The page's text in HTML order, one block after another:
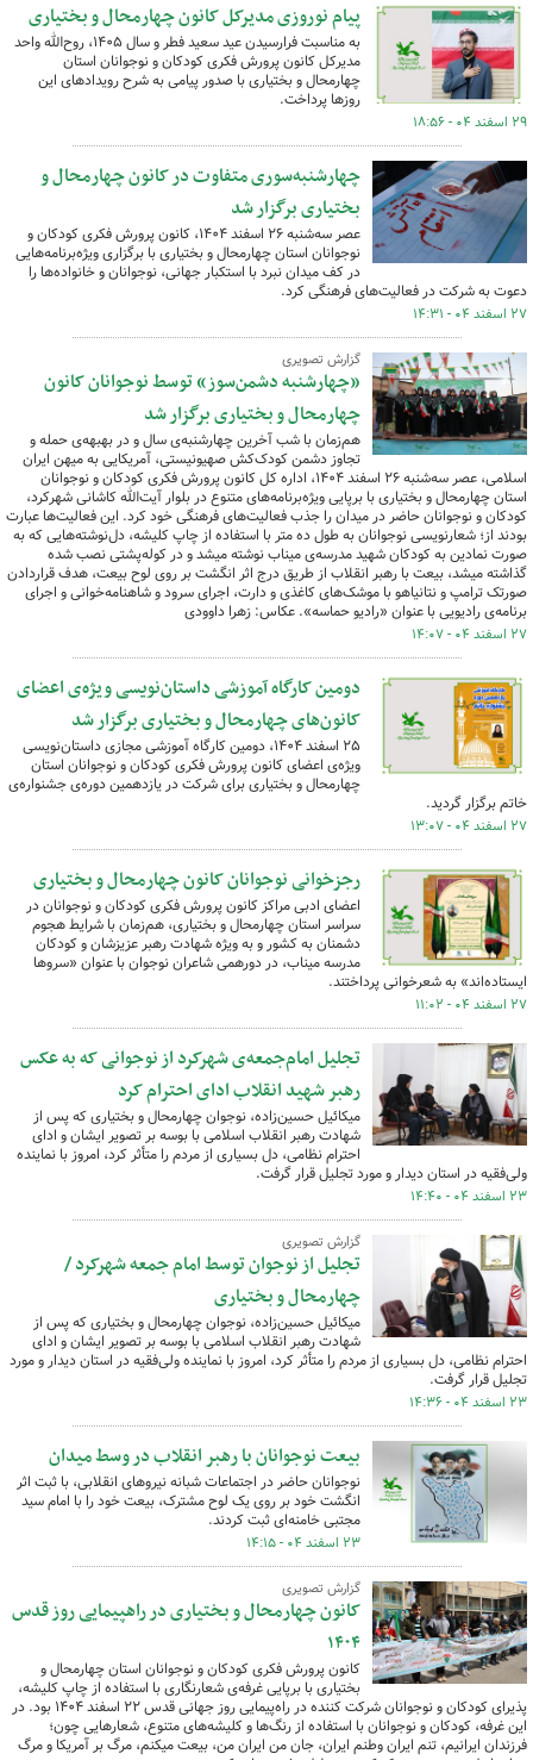
پیام نوروزی مدیرکل کانون چهارمحال و بختیاری
به مناسبت فرارسیدن عید سعید فطر و سال ۱۴۰۵، روح‌الله واحد
مدیرکل کانون پرورش فکری کودکان و نوجوانان استان
چهارمحال و بختیاری با صدور پیامی به شرح رویدادهای این
روزها پرداخت.
۲۹ اسفند ۰۴ - ۱۸:۵۶
چهارشنبه‌سوری متفاوت در کانون چهارمحال و
بختیاری برگزار شد
عصر سه‌شنبه ۲۶ اسفند ۱۴۰۴، کانون پرورش فکری کودکان و
نوجوانان استان چهارمحال و بختیاری با برگزاری ویژه‌برنامه‌هایی
در کف میدان نبرد با استکبار جهانی، نوجوانان و خانواده‌ها را
دعوت به شرکت در فعالیت‌های فرهنگی کرد.
۲۷ اسفند ۰۴ - ۱۴:۳۱
گزارش تصویری
«چهارشنبه‌ دشمن‌سوز» توسط نوجوانان کانون
چهارمحال و بختیاری برگزار شد
هم‌زمان با شب آخرین چهارشنبه‌ی سال و در بهبهه‌ی حمله‌ و
تجاوز دشمن کودک‌کش صهیونیستی، آمریکایی به میهن ایران
اسلامی، عصر سه‌شنبه ۲۶ اسفند ۱۴۰۴، اداره کل کانون پرورش فکری کودکان و نوجوانان
استان چهارمحال و بختیاری با برپایی ویژه‌برنامه‌های متنوع در بلوار آیت‌الله کاشانی شهرکرد،
کودکان و نوجوانان حاضر در میدان را جذب فعالیت‌های فرهنگی خود کرد. این فعالیت‌ها عبارت
بودند از؛ شعارنویسی نوجوانان به طول ده متر با استفاده از چاپ کلیشه‌، دل‌نوشته‌هایی که به
صورت نمادین به کودکان شهید مدرسه‌ی میناب نوشته میشد و در کوله‌پشتی نصب شده
گذاشته میشد، بیعت با رهبر انقلاب از طریق درج اثر انگشت بر روی لوح بیعت، هدف قراردادن
صورتک ترامپ و نتانیاهو با موشک‌های کاغذی و دارت، اجرای سرود و شاهنامه‌خوانی و اجرای
برنامه‌ی رادیویی با عنوان «رادیو حماسه». عکاس: زهرا داوودی
۲۷ اسفند ۰۴ - ۱۴:۰۷
دومین کارگاه آموزشی داستان‌نویسی ویژه‌ی اعضای
کانون‌های چهارمحال و بختیاری برگزار شد
۲۵ اسفند ۱۴۰۴، دومین کارگاه آموزشی مجازی داستان‌نویسی
ویژه‌ی اعضای کانون پرورش فکری کودکان و نوجوانان استان
چهارمحال و بختیاری برای شرکت در یازدهمین دوره‌ی جشنواره‌ی
خاتم برگزار گردید.
۲۷ اسفند ۰۴ - ۱۳:۰۷
رجزخوانی نوجوانان کانون چهارمحال و بختیاری
اعضای ادبی مراکز کانون پرورش فکری کودکان و نوجوانان در
سراسر استان چهارمحال و بختیاری، هم‌زمان با شرایط هجوم
دشمنان به کشور و به ویژه شهادت رهبر عزیزشان و کودکان
مدرسه میناب، در دورهمی شاعران نوجوان با عنوان «سروها
ایستاده‌اند» به شعرخوانی پرداختند.
۲۷ اسفند ۰۴ - ۱۱:۰۲
تجلیل امام‌جمعه‌ی شهرکرد از نوجوانی که به عکس
رهبر شهید انقلاب ادای احترام کرد
میکائیل حسین‌زاده، نوجوان چهارمحال و بختیاری که پس از
شهادت رهبر انقلاب اسلامی با بوسه بر تصویر ایشان و ادای
احترام نظامی، دل بسیاری از مردم را متأثر کرد، امروز با نماینده
ولی‌فقیه در استان دیدار و مورد تجلیل قرار گرفت.
۲۳ اسفند ۰۴ - ۱۴:۴۰
گزارش تصویری
تجلیل از نوجوان توسط امام جمعه شهرکرد /
چهارمحال و بختیاری
میکائیل حسین‌زاده، نوجوان چهارمحال و بختیاری که پس از
شهادت رهبر انقلاب اسلامی با بوسه بر تصویر ایشان و ادای
احترام نظامی، دل بسیاری از مردم را متأثر کرد، امروز با نماینده ولی‌فقیه در استان دیدار و مورد
تجلیل قرار گرفت.
۲۳ اسفند ۰۴ - ۱۴:۳۶
بیعت نوجوانان با رهبر انقلاب در وسط میدان
نوجوانان حاضر در اجتماعات شبانه نیروهای انقلابی، با ثبت اثر
انگشت خود بر روی یک لوح مشترک، بیعت خود را با امام سید
مجتبی خامنه‌ای ثبت کردند.
۲۳ اسفند ۰۴ - ۱۴:۱۵
گزارش تصویری
کانون چهارمحال و بختیاری در راهپیمایی روز قدس
۱۴۰۴
کانون پرورش فکری کودکان و نوجوانان استان چهارمحال و
بختیاری با برپایی غرفه‌ی شعارنگاری با استفاده از چاپ کلیشه‌،
پذیرای کودکان و نوجوانان شرکت کننده در راه‌پیمایی روز جهانی قدس ۲۲ اسفند ۱۴۰۴ بود. در
این غرفه، کودکان و نوجوانان با استفاده از رنگ‌ها و کلیشه‌های متنوع، شعارهایی چون؛
فرزندان ایرانیم، تنم ایران وطنم ایران، جان من ایران من، بیعت میکنم، مرگ بر آمریکا و مرگ